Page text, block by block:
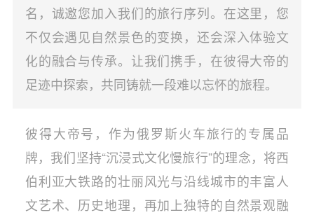
名，诚邀您加入我们的旅行序列。在这里，您
不仅会遇见自然景色的变换，还会深入体验文
化的融合与传承。让我们携手，在彼得大帝的
足迹中探索，共同铸就一段难以忘怀的旅程。
彼得大帝号，作为俄罗斯火车旅行的专属品
牌，我们坚持“沉浸式文化慢旅行”的理念，将西
伯利亚大铁路的壮丽风光与沿线城市的丰富人
文艺术、历史地理，再加上独特的自然景观融